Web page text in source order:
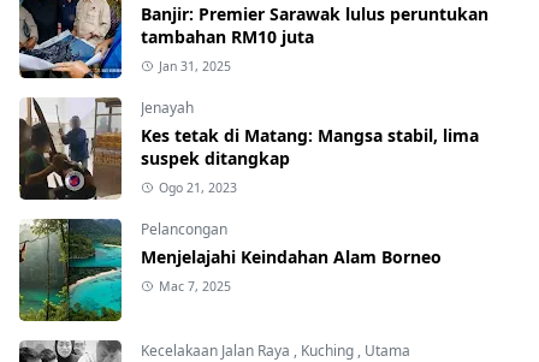
Banjir: Premier Sarawak lulus peruntukan
tambahan RM10 juta
Jan 31, 2025
Jenayah
Kes tetak di Matang: Mangsa stabil, lima
suspek ditangkap
Ogo 21, 2023
Pelancongan
Menjelajahi Keindahan Alam Borneo
Mac 7, 2025
Kecelakaan Jalan Raya , Kuching , Utama